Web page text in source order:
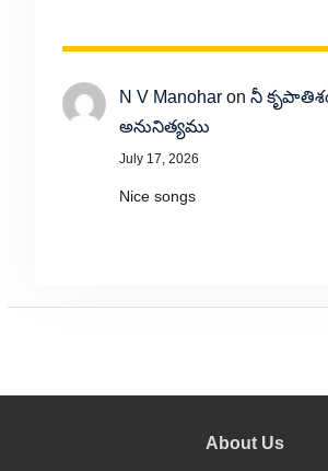
N V Manoharon నీ
అనునిత్యము
July 17, 2026
Nice songs
About Us